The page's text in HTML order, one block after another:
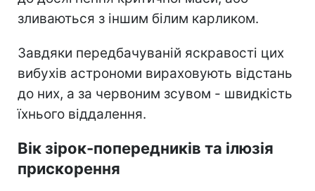
зливаються з іншим білим карликом.
Завдяки передбачуваній яскравості цих
вибухів астрономи вираховують відстань
до них, а за червоним зсувом - швидкість
їхнього віддалення.
Вік зірок-попередників та ілюзія
прискорення